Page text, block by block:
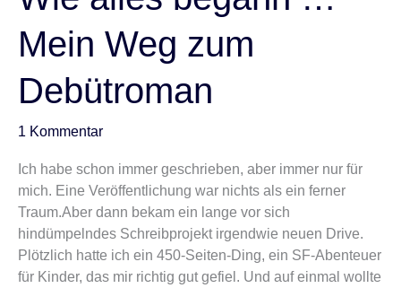
Mein Weg zum
Debütroman
1 Kommentar
Ich habe schon immer geschrieben, aber immer nur für
mich. Eine Veröffentlichung war nichts als ein ferner
Traum.Aber dann bekam ein lange vor sich
hindümpelndes Schreibprojekt irgendwie neuen Drive.
Plötzlich hatte ich ein 450-Seiten-Ding, ein SF-Abenteuer
für Kinder, das mir richtig gut gefiel. Und auf einmal wollte